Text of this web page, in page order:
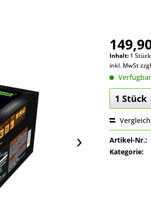
Inhalt: 1 Stück
inkl. MwSt
Artikel-Nr.:
Kategorie: